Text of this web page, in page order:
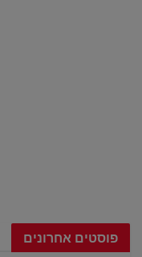
פוסטים אחרונים